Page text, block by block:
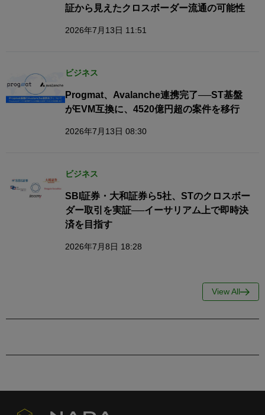
証から見えたクロスボーダー流通の可能性
2026年7月13日 11:51
ビジネス
Progmat、Avalanche連携完了──ST基盤
がEVM互換に、4520億円超の案件を移行
2026年7月13日 08:30
ビジネス
SBI証券・大和証券ら5社、STのクロスボー
ダー取引を実証──イーサリアム上で即時決
済を目指す
2026年7月8日 18:28
View All